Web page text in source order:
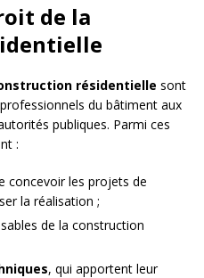
de la
résidentielle sont
du bâtiment aux
publiques. Parmi ces
:
concevoir les projets de
la réalisation ;
de la construction
, qui apportent leur